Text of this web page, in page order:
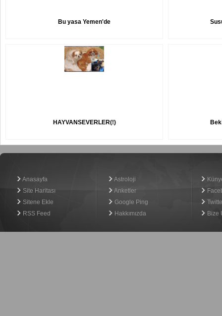
Bu yasa Yemen'de
HAYVANSEVERLER(!)
Anasayfa
Site Haritası
Sitene Ekle
RSS Feed
Astroloji
Anketler
Google Ping
Hakkımızda
Bize